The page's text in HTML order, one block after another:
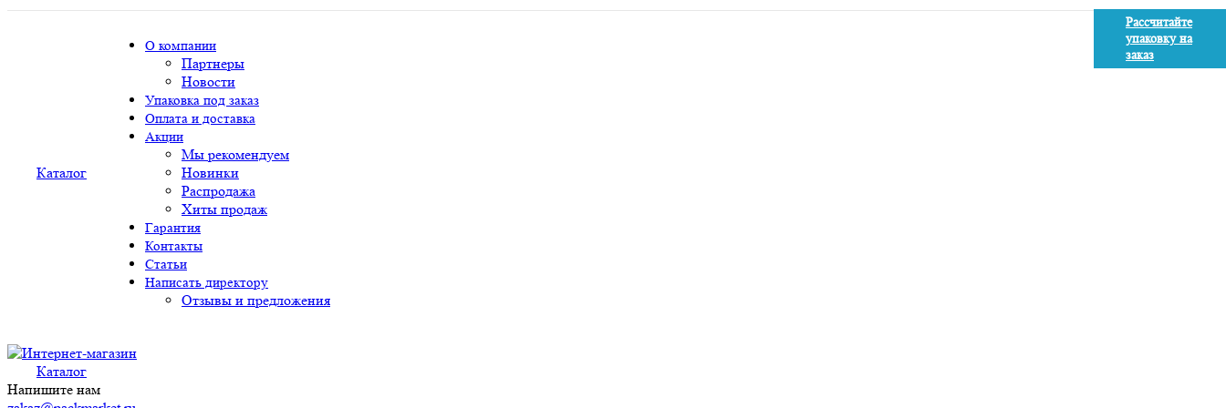
Каталог
О компании
Партнеры
Новости
Упаковка под заказ
Оплата и доставка
Акции
Мы рекомендуем
Новинки
Распродажа
Хиты продаж
Гарантия
Контакты
Статьи
Написать директору
Отзывы и предложения
Каталог
Напишите нам
Рассчитайте
упаковку на
заказ